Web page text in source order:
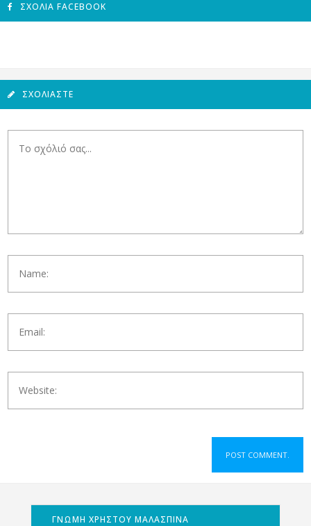
ΣΧΌΛΙΑ FACEBOOK
ΣΧΟΛΙΆΣΤΕ
ΓΝΩΜΗ ΧΡΗΣΤΟΥ ΜΑΛΑΣΠΙΝΑ